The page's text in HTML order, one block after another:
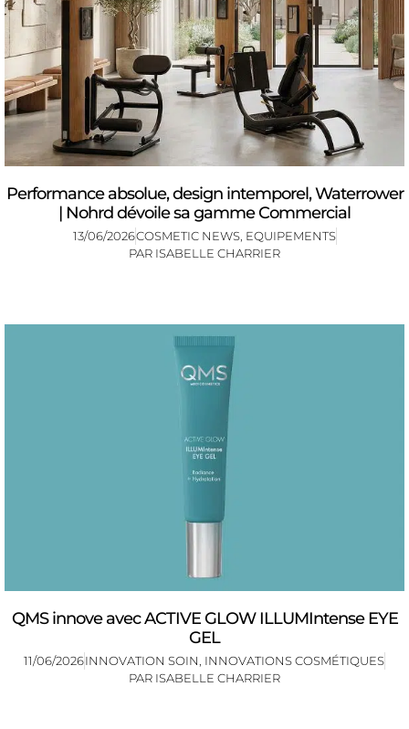
Performance absolue, design intemporel, Waterrower
| Nohrd dévoile sa gamme Commercial
13/06/2026COSMETIC NEWS, EQUIPEMENTS
PAR ISABELLE CHARRIER
QMS innove avec ACTIVE GLOW ILLUMIntense EYE
GEL
11/06/2026INNOVATION SOIN INNOVATIONS COSMÉTIQUES
PAR ISABELLE CHARRIER